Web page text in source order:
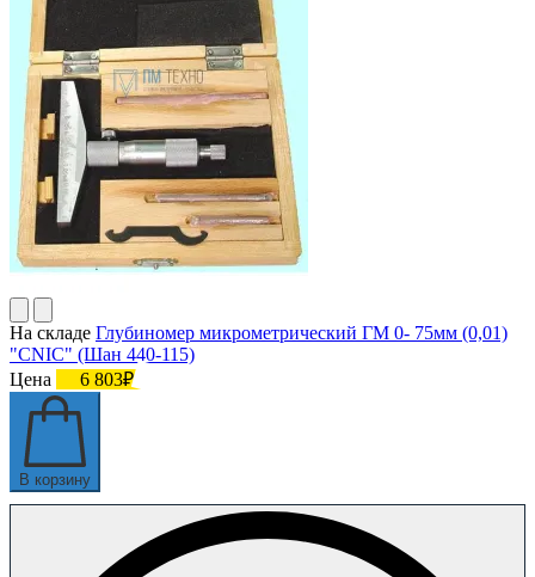
На складе Глубиномер микрометрический ГМ 0- 75мм (0,01)
"CNIC" (Шан 440-115)
Цена
6 803₽
В корзину